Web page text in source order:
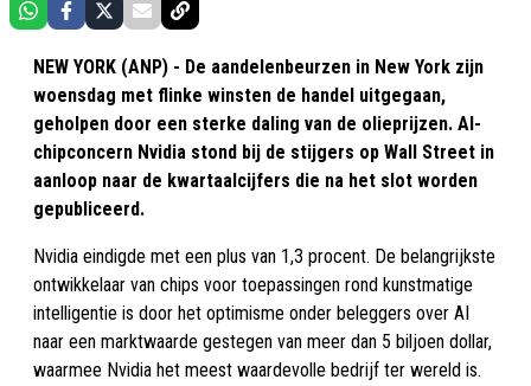
NEW YORK (ANP) - De aandelenbeurzen in New York zijn
woensdag met flinke winsten de handel uitgegaan,
geholpen door een sterke daling van de olieprijzen. AI-
chipconcern Nvidia stond bij de stijgers op Wall Street in
aanloop naar de kwartaalcijfers die na het slot worden
gepubliceerd.
Nvidia eindigde met een plus van 1,3 procent. De belangrijkste
ontwikkelaar van chips voor toepassingen rond kunstmatige
intelligentie is door het optimisme onder beleggers over AI
naar een marktwaarde gestegen van meer dan 5 biljoen dollar,
waarmee Nvidia het meest waardevolle bedrijf ter wereld is.